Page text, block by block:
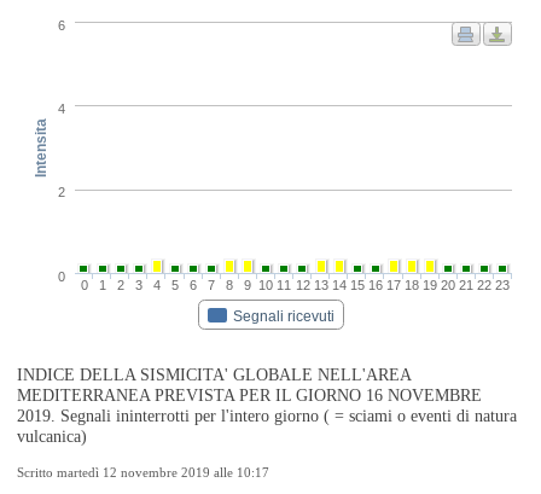
Intensita
Segnali ricevuti
0 1 2 3 4 5 6 7 8 9 10 11 12 13 14 15 16 17 18 19 20 21 22 23
0
2
4
6
INDICE DELLA SISMICITA' GLOBALE NELL'AREA
MEDITERRANEA PREVISTA PER IL GIORNO 16 NOVEMBRE
2019. Segnali ininterrotti per l'intero giorno ( = sciami o eventi di natura
vulcanica)
Scritto martedì 12 novembre 2019 alle 10:17